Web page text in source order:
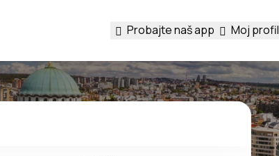
Probajte naš app Moj profil